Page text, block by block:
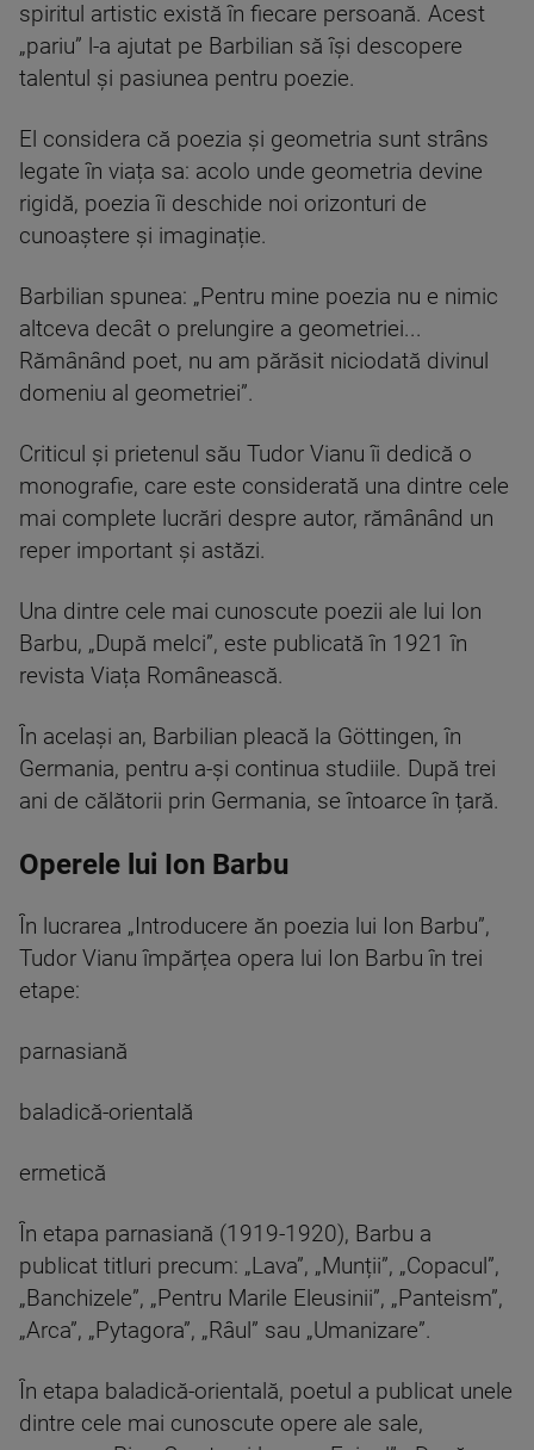
spiritul artistic există în fiecare persoană. Acest
„pariu” l-a ajutat pe Barbilian să își descopere
talentul și pasiunea pentru poezie.
El considera că poezia și geometria sunt strâns
legate în viața sa: acolo unde geometria devine
rigidă, poezia îi deschide noi orizonturi de
cunoaștere și imaginație.
Barbilian spunea: „Pentru mine poezia nu e nimic
altceva decât o prelungire a geometriei...
Rămânând poet, nu am părăsit niciodată divinul
domeniu al geometriei”.
Criticul și prietenul său Tudor Vianu îi dedică o
monografie, care este considerată una dintre cele
mai complete lucrări despre autor, rămânând un
reper important și astăzi.
Una dintre cele mai cunoscute poezii ale lui Ion
Barbu, „După melci”, este publicată în 1921 în
revista Viața Românească.
În același an, Barbilian pleacă la Göttingen, în
Germania, pentru a-și continua studiile. După trei
ani de călătorii prin Germania, se întoarce în țară.
Operele lui Ion Barbu
În lucrarea „Introducere ăn poezia lui Ion Barbu”,
Tudor Vianu împărțea opera lui Ion Barbu în trei
etape:
parnasiană
baladică-orientală
ermetică
În etapa parnasiană (1919-1920), Barbu a
publicat titluri precum: „Lava”, „Munții”, „Copacul”,
„Banchizele”, „Pentru Marile Eleusinii”, „Panteism”,
„Arca”, „Pytagora”, „Râul” sau „Umanizare”.
În etapa baladică-orientală, poetul a publicat unele
dintre cele mai cunoscute opere ale sale,